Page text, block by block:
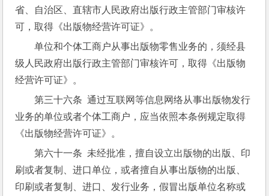
省、自治区、直辖市人民政府出版行政主管部门审核许
可，取得《出版物经营许可证》。
单位和个体工商户从事出版物零售业务的，须经县
级人民政府出版行政主管部门审核许可，取得《出版物
经营许可证》。
第三十六条  通过互联网等信息网络从事出版物发行
业务的单位或者个体工商户，应当依照本条例规定取得
《出版物经营许可证》。
第六十一条  未经批准，擅自设立出版物的出版、印
刷或者复制、进口单位，或者擅自从事出版物的出版、
印刷或者复制、进口、发行业务，假冒出版单位名称或